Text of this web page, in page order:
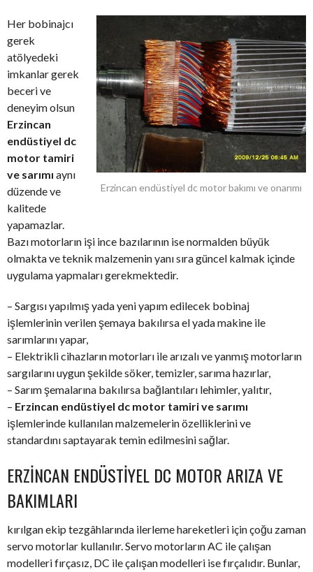
Erzincan endüstiyel dc motor bakımı ve onarımı
Her bobinajcı
gerek
atölyedeki
imkanlar gerek
beceri ve
deneyim olsun
Erzincan
endüstiyel dc
motor tamiri
ve sarımı aynı
düzende ve
kalitede
yapamazlar.
Bazı motorların işi ince bazılarının ise normalden büyük
olmakta ve teknik malzemenin yanı sıra güncel kalmak içinde
uygulama yapmaları gerekmektedir.
– Sargısı yapılmış yada yeni yapım edilecek bobinaj
işlemlerinin verilen şemaya bakılırsa el yada makine ile
sarımlarını yapar,
– Elektrikli cihazların motorları ile arızalı ve yanmış motorların
sargılarını uygun şekilde söker, temizler, sarıma hazırlar,
– Sarım şemalarına bakılırsa bağlantıları lehimler, yalıtır,
– Erzincan endüstiyel dc motor tamiri ve sarımı
işlemlerinde kullanılan malzemelerin özelliklerini ve
standardını saptayarak temin edilmesini sağlar.
ERZINCAN ENDÜSTIYEL DC MOTOR ARIZA VE
BAKIMLARI
kırılgan ekip tezgâhlarında ilerleme hareketleri için çoğu zaman
servo motorlar kullanılır. Servo motorların AC ile çalışan
modelleri fırçasız, DC ile çalışan modelleri ise fırçalıdır. Bunlar,